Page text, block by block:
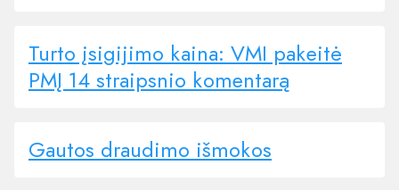
Turto įsigijimo kaina: VMI pakeitė
PMĮ 14 straipsnio komentarą
Gautos draudimo išmokos